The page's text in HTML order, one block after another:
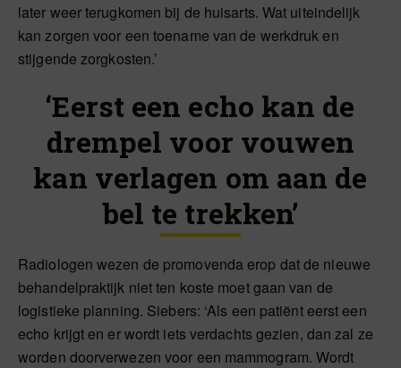
later weer terugkomen bij de huisarts. Wat uiteindelijk
kan zorgen voor een toename van de werkdruk en
stijgende zorgkosten.’
‘Eerst een echo kan de
drempel voor vouwen
kan verlagen om aan de
bel te trekken’
Radiologen wezen de promovenda erop dat de nieuwe
behandelpraktijk niet ten koste moet gaan van de
logistieke planning. Siebers: ‘Als een patiënt eerst een
echo krijgt en er wordt iets verdachts gezien, dan zal ze
worden doorverwezen voor een mammogram. Wordt